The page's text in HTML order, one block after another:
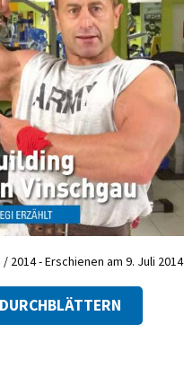
2014 - Erschienen am 9. Juli 2014
DURCHBLÄTTERN